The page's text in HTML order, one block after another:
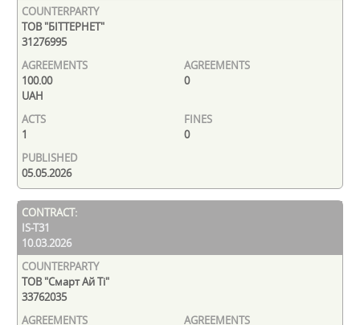
ТОВ "БІТТЕРНЕТ"
31276995
100.00
UAH
0
1 0
05.05.2026
IS-T31
10.03.2026
ТОВ "Смарт Ай Ті"
33762035